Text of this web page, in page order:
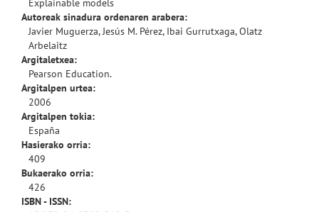
Explainable models
Autoreak sinadura ordenaren arabera:
Javier Muguerza, Jesús M. Pérez, Ibai Gurrutxaga, Olatz
Arbelaitz
Argitaletxea:
Pearson Education.
Argitalpen urtea:
2006
Argitalpen tokia:
España
Hasierako orria:
409
Bukaerako orria:
426
ISBN - ISSN: